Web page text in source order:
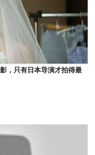
，只有日本导演才拍得最